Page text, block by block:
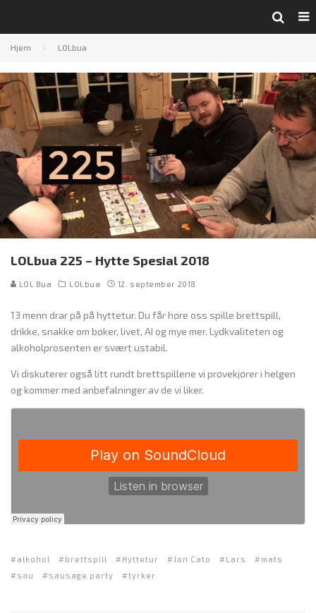
Hjem LOLbua
LOLbua 225 – Hytte Spesial 2018
LOL Bua LOLbua 12. september 2018
13 menn drar på på hyttetur. Du får høre oss spille brettspill,
drikke, snakke om bøker, livet, AI og mye mer. Lydkvaliteten og
alkoholprosenten er svært ustabil.
Vi diskuterer også litt rundt brettspillene vi prøvekjører i helgen
og kommer med anbefalninger av de vi liker.
alkohol brettspill Hyttetur Jon Cato Lars
mats
sau
sausage party tyrker